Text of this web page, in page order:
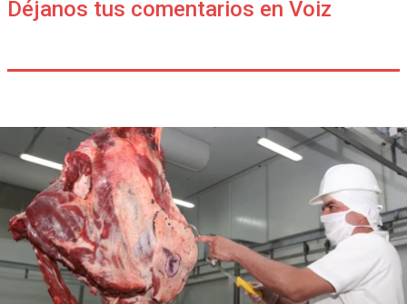
Déjanos tus comentarios en Voiz